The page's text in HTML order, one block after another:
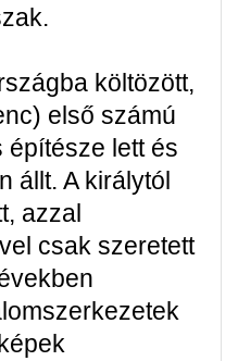
költözött,
első számú
építésze lett és
állt. A királytól
azzal
csak szeretett